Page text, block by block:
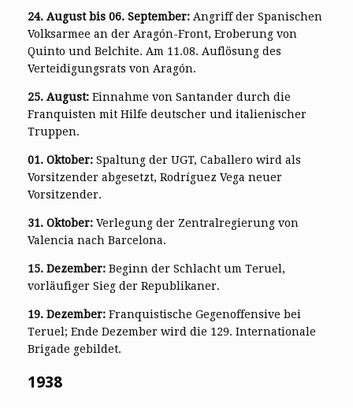
24. August bis 06. September: Angriff der Spanischen
Volksarmee an der Aragón-Front, Eroberung von
Quinto und Belchite. Am 11.08. Auflösung des
Verteidigungsrats von Aragón.
25. August: Einnahme von Santander durch die
Franquisten mit Hilfe deutscher und italienischer
Truppen.
01. Oktober: Spaltung der UGT, Caballero wird als
Vorsitzender abgesetzt, Rodríguez Vega neuer
Vorsitzender.
31. Oktober: Verlegung der Zentralregierung von
Valencia nach Barcelona.
15. Dezember: Beginn der Schlacht um Teruel,
vorläufiger Sieg der Republikaner.
19. Dezember: Franquistische Gegenoffensive bei
Teruel; Ende Dezember wird die 129. Internationale
Brigade gebildet.
1938